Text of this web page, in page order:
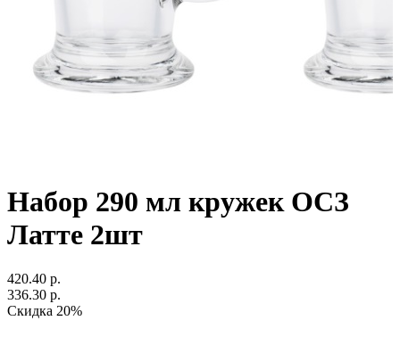
Набор 290 мл кружек ОСЗ
Латте 2шт
420.40 р.
336.30 р.
Скидка 20%